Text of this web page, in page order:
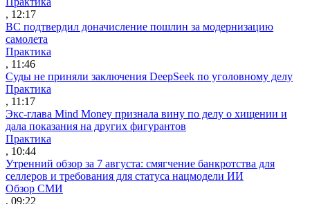
, 12:17
ВС подтвердил доначисление пошлин за модернизацию
самолета
Практика
, 11:46
Суды не приняли заключения DeepSeek по уголовному делу
Практика
, 11:17
Экс-глава Mind Money признала вину по делу о хищении и
дала показания на других фигурантов
Практика
, 10:44
Утренний обзор за 7 августа: смягчение банкротства для
селлеров и требования для статуса нацмодели ИИ
Обзор СМИ
, 09:22